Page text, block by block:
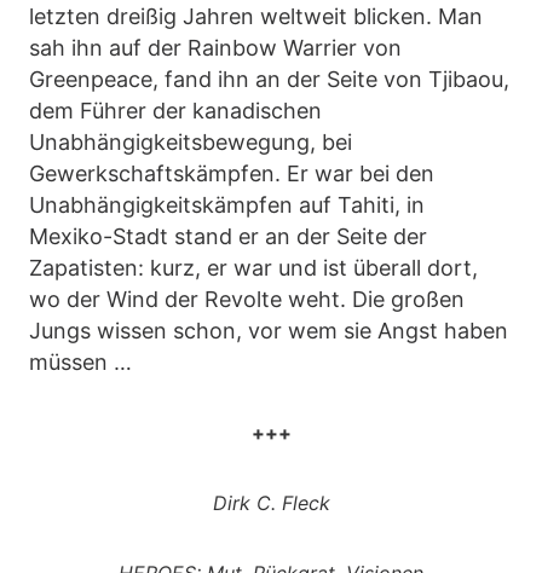
letzten dreißig Jahren weltweit blicken. Man
sah ihn auf der Rainbow Warrier von
Greenpeace, fand ihn an der Seite von Tjibaou,
dem Führer der kanadischen
Unabhängigkeitsbewegung, bei
Gewerkschaftskämpfen. Er war bei den
Unabhängigkeitskämpfen auf Tahiti, in
Mexiko-Stadt stand er an der Seite der
Zapatisten: kurz, er war und ist überall dort,
wo der Wind der Revolte weht. Die großen
Jungs wissen schon, vor wem sie Angst haben
müssen …
+++
Dirk C. Fleck